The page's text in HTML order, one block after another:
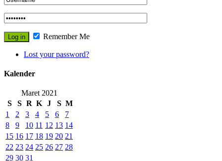
Remember Me
Lost your password?
Kalender
Maret 2021
S
S R K J S M
1
2 3 4 5 6
7
8
9 10 11 12 13 14
15 16 17 18 19 20 21
22 23 24 25 26 27 28
29 30 31